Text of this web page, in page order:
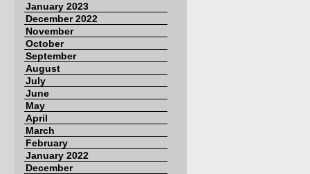
January 2023
December 2022
November
October
September
August
July
June
May
April
March
February
January 2022
December